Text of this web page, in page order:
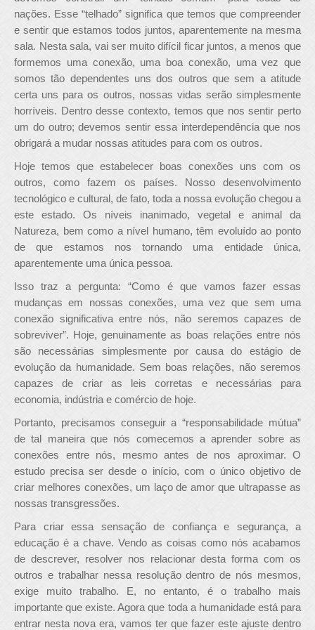
nações. Esse “telhado” significa que temos que compreender
e sentir que estamos todos juntos, aparentemente na mesma
sala. Nesta sala, vai ser muito difícil ficar juntos, a menos que
formemos uma conexão, uma boa conexão, uma vez que
somos tão dependentes uns dos outros que sem a atitude
certa uns para os outros, nossas vidas serão simplesmente
horríveis. Dentro desse contexto, temos que nos sentir perto
um do outro; devemos sentir essa interdependência que nos
obrigará a mudar nossas atitudes para com os outros.
Hoje temos que estabelecer boas conexões uns com os
outros, como fazem os países. Nosso desenvolvimento
tecnológico e cultural, de fato, toda a nossa evolução chegou a
este estado. Os níveis inanimado, vegetal e animal da
Natureza, bem como a nível humano, têm evoluído ao ponto
de que estamos nos tornando uma entidade única,
aparentemente uma única pessoa.
Isso traz a pergunta: “Como é que vamos fazer essas
mudanças em nossas conexões, uma vez que sem uma
conexão significativa entre nós, não seremos capazes de
sobreviver”. Hoje, genuinamente as boas relações entre nós
são necessárias simplesmente por causa do estágio de
evolução da humanidade. Sem boas relações, não seremos
capazes de criar as leis corretas e necessárias para
economia, indústria e comércio de hoje.
Portanto, precisamos conseguir a “responsabilidade mútua”
de tal maneira que nós comecemos a aprender sobre as
conexões entre nós, mesmo antes de nos aproximar. O
estudo precisa ser desde o início, com o único objetivo de
criar melhores conexões, um laço de amor que ultrapasse as
nossas transgressões.
Para criar essa sensação de confiança e segurança, a
educação é a chave. Vendo as coisas como nós acabamos
de descrever, resolver nos relacionar desta forma com os
outros e trabalhar nessa resolução dentro de nós mesmos,
exige muito trabalho. E, no entanto, é o trabalho mais
importante que existe. Agora que toda a humanidade está para
entrar nesta nova era, vamos ter que fazer este ajuste dentro